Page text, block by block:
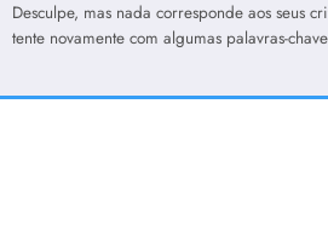
Desculpe, mas nada corresponde aos seus
tente novamente com algumas palavras-